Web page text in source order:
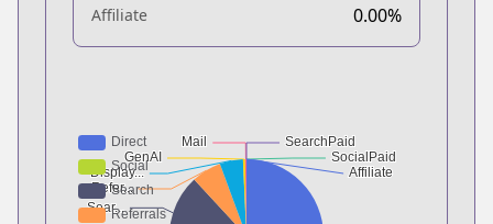
Affiliate 0.00%